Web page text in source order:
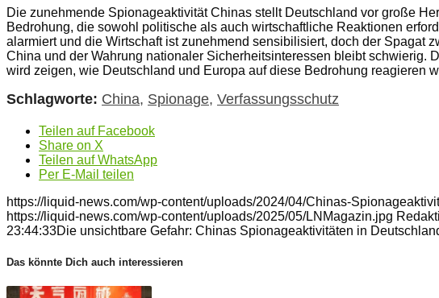
Die zunehmende Spionageaktivität Chinas stellt Deutschland vor große
Bedrohung, die sowohl politische als auch wirtschaftliche Reaktionen
alarmiert und die Wirtschaft ist zunehmend sensibilisiert, doch der Spagat
China und der Wahrung nationaler Sicherheitsinteressen bleibt schwierig.
wird zeigen, wie Deutschland und Europa auf diese Bedrohung reagieren
Schlagworte: China, Spionage, Verfassungsschutz
Teilen auf Facebook
Share on X
Teilen auf WhatsApp
Per E-Mail teilen
https://liquid-news.com/wp-content/uploads/2024/04/Chinas-
https://liquid-news.com/wp-content/uploads/2025/05/LNMagazin.jpg
23:44:33Die unsichtbare Gefahr: Chinas Spionageaktivitäten in
Das könnte Dich auch interessieren